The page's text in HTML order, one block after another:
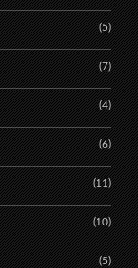
(5)
(7)
(4)
(6)
(11)
(10)
(5)